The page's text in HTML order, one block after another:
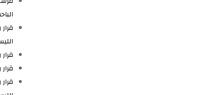
قرار رقم 712 مؤرخ في 03 نوفمبر 2011 يتضمن كيفيات
قرار رقم 714 مؤرخ في 03